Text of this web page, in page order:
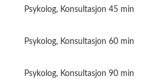
Psykolog, Konsultasjon 45 min
Psykolog, Konsultasjon 60 min
Psykolog, Konsultasjon 90 min